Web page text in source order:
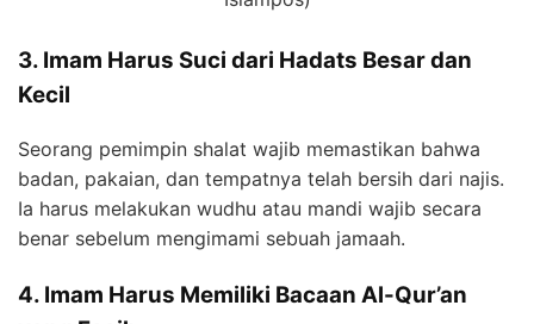
3. Imam Harus Suci dari Hadats Besar dan
Kecil
Seorang pemimpin shalat wajib memastikan bahwa
badan, pakaian, dan tempatnya telah bersih dari najis.
Ia harus melakukan wudhu atau mandi wajib secara
benar sebelum mengimami sebuah jamaah.
4. Imam Harus Memiliki Bacaan Al-Qur’an